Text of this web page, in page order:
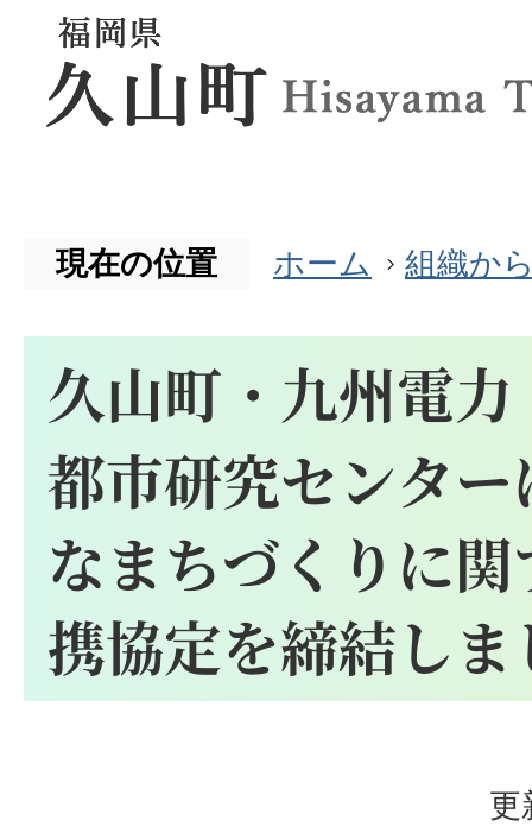
現在の位置 ホーム 組織か
久山町・九州電
都市研究センタ
なまちづくりに
携協定を締結しま
更